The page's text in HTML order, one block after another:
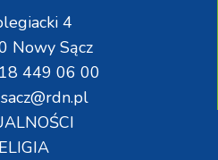
4
Nowy Sącz
449 06 00